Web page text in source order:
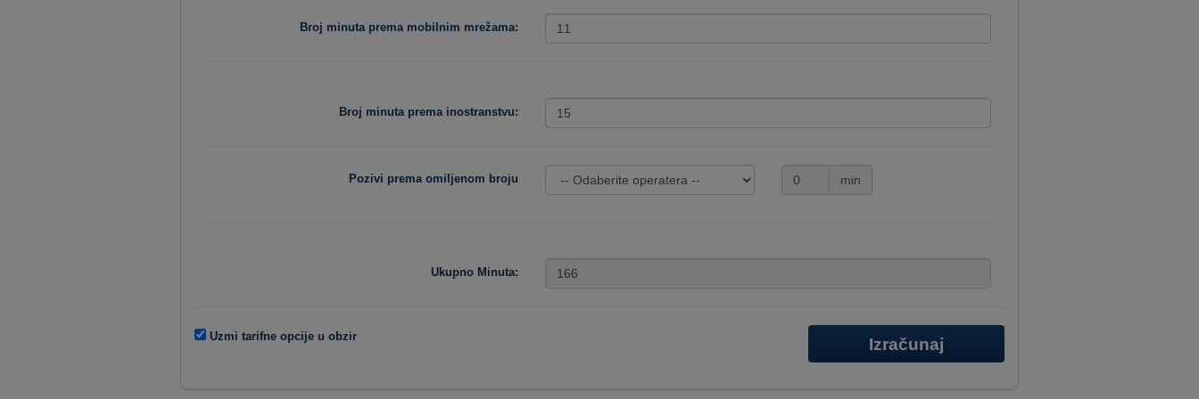
Broj minuta prema mobilnim mrežama:
Broj minuta prema inostranstvu:
Pozivi prema omiljenom broju min
Ukupno Minuta:
Uzmi tarifne opcije u obzir Izračunaj